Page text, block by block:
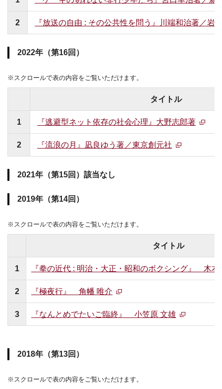
2 『放送の自由 : その公共性を問う』川端和治著／岩
2022年（第16回）
※スクロールで表の内容をご覧いただけます。
タイトル
1 『逃避型ネット依存の社会心理』大野志郎著
2 『流浪の月』凪良ゆう著／東京創元社
2021年（第15回）該当なし
2019年（第14回）
※スクロールで表の内容をご覧いただけます。
タイトル
1 『拳の近代 : 明治・大正・昭和のボクシング』 木本
2 『極夜行』 角幡 唯介
3 『なんとめでたいご臨終』 小笠原 文雄
2018年（第13回）
※スクロールで表の内容をご覧いただけます。